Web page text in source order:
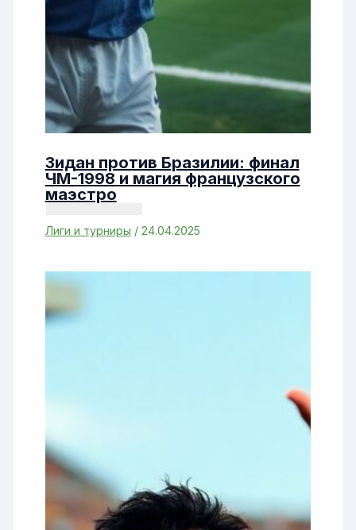
Зидан против Бразилии: финал
ЧМ-1998 и магия французского
маэстро
Лиги и турниры / 24.04.2025